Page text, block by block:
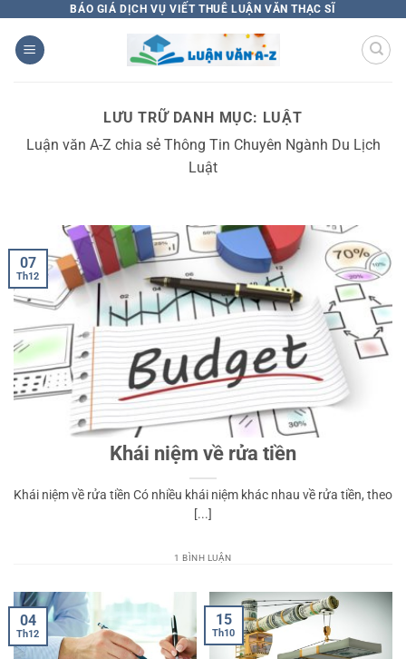
qua
nội
BÁO GIÁ DỊCH VỤ VIẾT THUÊ LUẬN VĂN THẠC SĨ
LƯU TRỮ DANH MỤC: LUẬT
Luận văn A-Z chia sẻ Thông Tin Chuyên Ngành Du Lịch
Luật
Khái niệm về rửa tiền
Khái niệm về rửa tiền Có nhiều khái niệm khác nhau về rửa tiền, theo
[...]
1 BÌNH LUẬN
07
Th12
04
Th12
15
Th10